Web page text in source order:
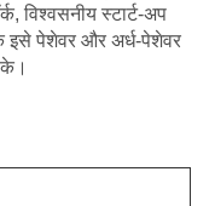
विश्वसनीय स्टार्ट-अप
इसे पेशेवर और अर्ध-पेशेवर